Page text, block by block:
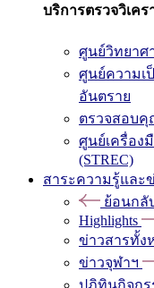
บริการตรวจวิเค
ศูนย์วิทยาศ
ศูนย์ความเ
อันตราย
ตรวจสอบ
ศูนย์เครื่อง
(STREC)
สาระความรู้และ
ย้อนกลั
Highlights
ข่าวสารทั้ง
ข่าวจุฬาฯ